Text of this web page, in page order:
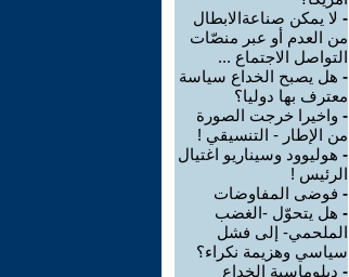
- لا يمكن صناعةالابطال
من العدم أو عبر منصّات
التواصل الاجتماع ...
- هل يصبح الخداع سياسة
معترف بها دوليا؟
- واخيرا خرجت الصورة
من الإطار - التنسيقي !
- هوليوود وسيناريو اغتيال
الرئيس !
- فوضى المفاوضات
- هل يتحوّل -الغضب
الملحمي- إلى فشل
سياسي وهزيمة نكراء؟
- دبلوماسية الخداع